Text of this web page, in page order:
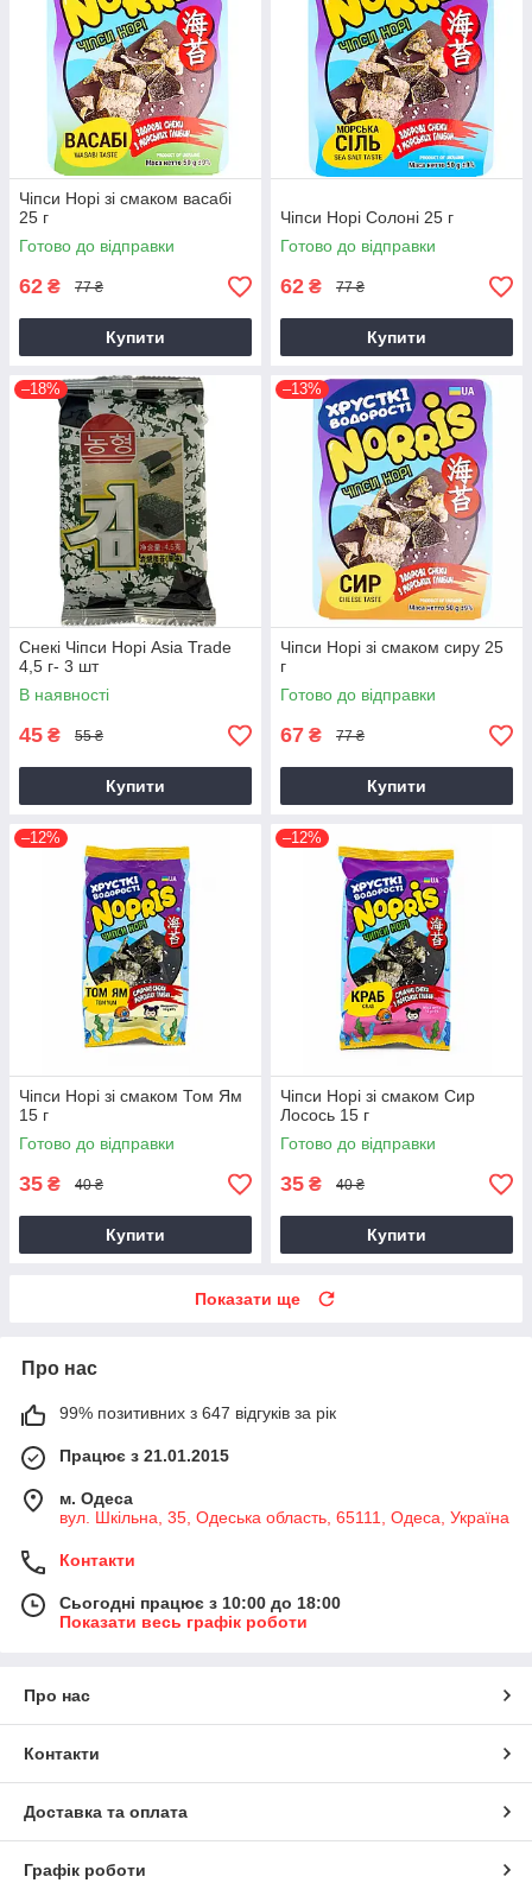
Чіпси Норі зі смаком васабі
25 г
Готово до відправки
62 ₴ 77 ₴
Купити
Чіпси Норі Солоні 25 г
Готово до відправки
62 ₴ 77 ₴
Купити
–18%
Снекі Чіпси Норі Asia Trade
4,5 г- 3 шт
В наявності
45 ₴ 55 ₴
Купити
–13%
Чіпси Норі зі смаком сиру 25
г
Готово до відправки
67 ₴ 77 ₴
Купити
–12%
Чіпси Норі зі смаком Том Ям
15 г
Готово до відправки
35 ₴ 40 ₴
Купити
–12%
Чіпси Норі зі смаком Сир
Лосось 15 г
Готово до відправки
35 ₴ 40 ₴
Купити
Показати ще
Про нас
99% позитивних з 647 відгуків за рік
Працює з 21.01.2015
м. Одеса
вул. Шкільна, 35, Одеська область, 65111, Одеса, Україна
Контакти
Сьогодні працює з 10:00 до 18:00
Показати весь графік роботи
Про нас
Контакти
Доставка та оплата
Графік роботи